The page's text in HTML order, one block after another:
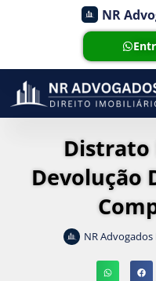
NR
Distrato
Devolução
NR